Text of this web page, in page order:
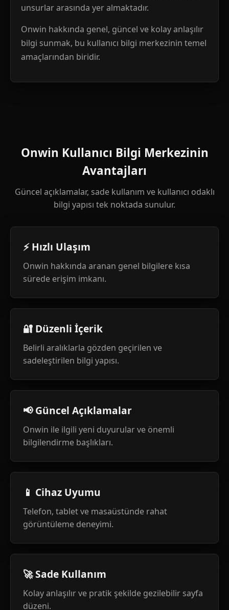
unsurlar arasında yer almaktadır.
Onwin hakkında genel, güncel ve kolay anlaşılır
bilgi sunmak, bu kullanıcı bilgi merkezinin temel
amaçlarından biridir.
Onwin Kullanıcı Bilgi Merkezinin
Avantajları
Güncel açıklamalar, sade kullanım ve kullanıcı odaklı
bilgi yapısı tek noktada sunulur.
⚡ Hızlı Ulaşım
Onwin hakkında aranan genel bilgilere kısa
sürede erişim imkanı.
🔐 Düzenli İçerik
Belirli aralıklarla gözden geçirilen ve
sadeleştirilen bilgi yapısı.
📢 Güncel Açıklamalar
Onwin ile ilgili yeni duyurular ve önemli
bilgilendirme başlıkları.
📱 Cihaz Uyumu
Telefon, tablet ve masaüstünde rahat
görüntüleme deneyimi.
🚀 Sade Kullanım
Kolay anlaşılır ve pratik şekilde gezilebilir sayfa
düzeni.